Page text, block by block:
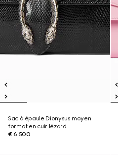
Sac à épaule Dionysus moyen
format en cuir lézard
€ 6.500